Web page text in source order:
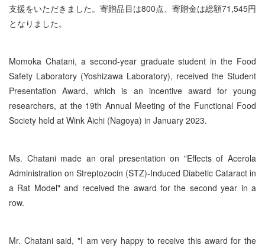
支援をいただきました。寄贈品目は800点、寄贈金は総額71,545円
となりました。
Momoka Chatani, a second-year graduate student in the Food
Safety Laboratory (Yoshizawa Laboratory), received the Student
Presentation Award, which is an incentive award for young
researchers, at the 19th Annual Meeting of the Functional Food
Society held at Wink Aichi (Nagoya) in January 2023.
Ms. Chatani made an oral presentation on "Effects of Acerola
Administration on Streptozocin (STZ)-Induced Diabetic Cataract in
a Rat Model" and received the award for the second year in a
row.
Mr. Chatani said, "I am very happy to receive this award for the